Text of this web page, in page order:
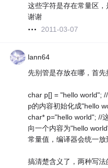
这些字符是存在常量区
谢谢
2011-03-07
lann64
先别管是存放在哪，首先
char p[] = "hello world";
p的内容初始化成"hello
char* p="hello world"; //
向一个内容为"hello
常量值，编译器会统一放
搞清楚含义了，两种写法